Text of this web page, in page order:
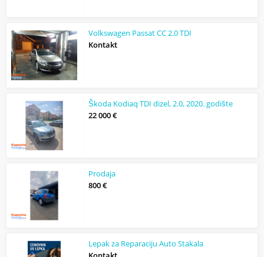
Volkswagen Passat CC 2.0 TDI
Kontakt
Škoda Kodiaq TDI dizel, 2.0, 2020. godište
22 000 €
Prodaja
800 €
Lepak za Reparaciju Auto Stakala